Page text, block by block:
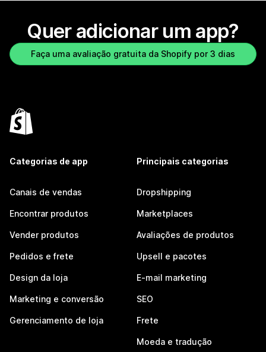
Quer adicionar um app?
Faça uma avaliação gratuita da Shopify por 3 dias
Categorias de app
Canais de vendas
Encontrar produtos
Vender produtos
Pedidos e frete
Design da loja
Marketing e conversão
Gerenciamento de loja
Principais categorias
Dropshipping
Marketplaces
Avaliações de produtos
Upsell e pacotes
E-mail marketing
SEO
Frete
Moeda e tradução